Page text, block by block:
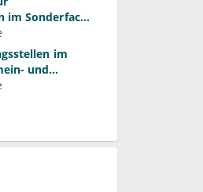
im Sonderfach
im
und
d)